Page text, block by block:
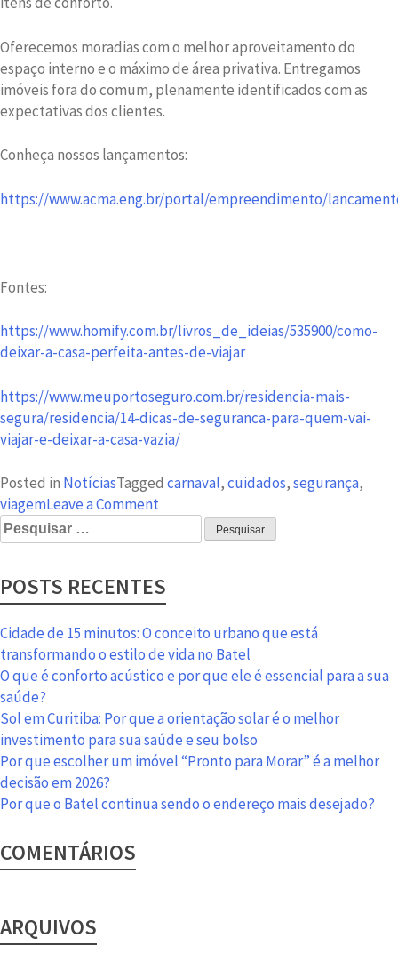
Oferecemos moradias com o melhor aproveitamento do
espaço interno e o máximo de área privativa. Entregamos
imóveis fora do comum, plenamente identificados com as
expectativas dos clientes.
Conheça nossos lançamentos:
https://www.acma.eng.br/portal/empreendimento/
Fontes:
https://www.homify.com.br/livros_de_ideias/535900/como-
deixar-a-casa-perfeita-antes-de-viajar
https://www.meuportoseguro.com.br/residencia-mais-
segura/residencia/14-dicas-de-seguranca-para-quem-vai-
viajar-e-deixar-a-casa-vazia/
Posted in NotíciasTagged carnaval,cuidados,segurança,
viagemLeave a Comment
Carnaval:
cuidados
a
casa
antes
de
viajar.
Pesquisar
por:
POSTS RECENTES
Cidade de 15 minutos: O conceito urbano que está
transformando o estilo de vida no Batel
O que é conforto acústico e por que ele é essencial para a sua
saúde?
Sol em Curitiba: Por que a orientação solar é o melhor
investimento para sua saúde e seu bolso
Por que escolher um imóvel “Pronto para Morar” é a melhor
decisão em 2026?
Por que o Batel continua sendo o endereço mais desejado?
COMENTÁRIOS
ARQUIVOS